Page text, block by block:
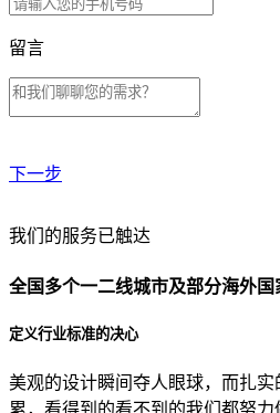
留言
下一步
贵公司预算范围是？
贵公司的团队规模是？
目前主要的营销渠道是？
我们的服务已触达
全国多个一二线城市及部分海外国
定义行业标准的决心
美观的设计瞬间夺人眼球，而扎
累，看得到的看不到的我们都努力